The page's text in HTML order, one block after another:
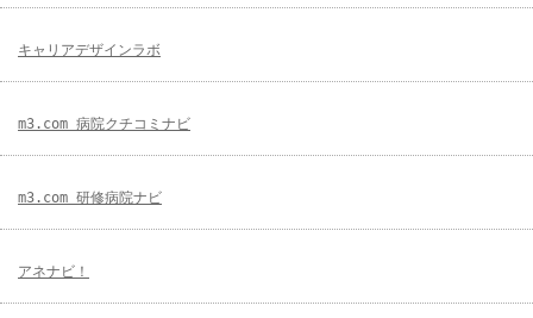
キャリアデザインラボ
m3.com 病院クチコミナビ
m3.com 研修病院ナビ
アネナビ！